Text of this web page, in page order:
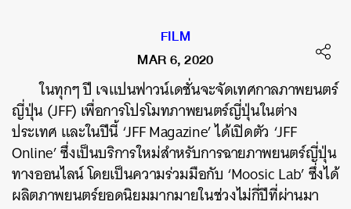
FILM
MAR 6, 2020
ในทุกๆ ปี เจแปนฟาวน์เดชั่นจะจัดเทศกาลภาพยนตร์
ญี่ปุ่น (JFF) เพื่อการโปรโมทภาพยนตร์ญี่ปุ่นในต่าง
ประเทศ และในปีนี้ ‘JFF Magazine’ ได้เปิดตัว ‘JFF
Online’ ซึ่งเป็นบริการใหม่สำหรับการฉายภาพยนตร์ญี่ปุ่น
ทางออนไลน์ โดยเป็นความร่วมมือกับ ‘Moosic Lab’ ซึ่งได้
ผลิตภาพยนตร์ยอดนิยมมากมายในช่วงไม่กี่ปีที่ผ่านมา